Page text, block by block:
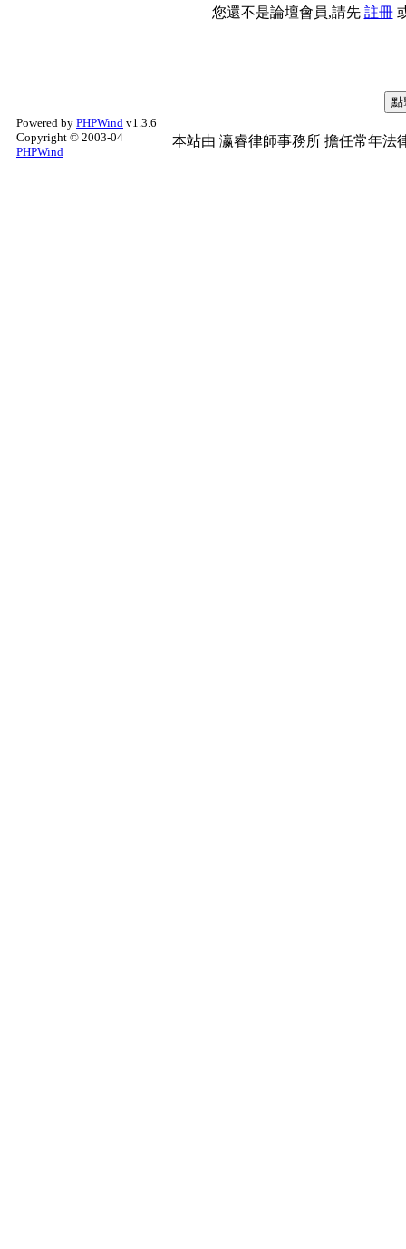
您還不是論壇會員,請先 註冊
Powered by PHPWind v1.3.6
Copyright © 2003-04
PHPWind
本站由 瀛睿律師事務所 擔任常年法